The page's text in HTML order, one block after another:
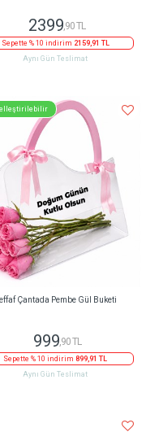
2399 ,90 TL
Sepette % 10 indirim 2159,91 TL
Aynı Gün Teslimat
Çantada Pembe Gül Buketi
999,90 TL
Sepette % 10 indirim 899,91 TL
Aynı Gün Teslimat